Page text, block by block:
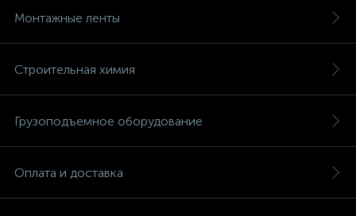
Монтажные ленты
Строительная химия
Грузоподъемное оборудование
Оплата и доставка